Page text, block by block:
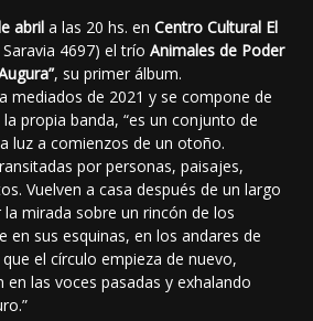
abril a las 20 hs. enCentro Cultural El
Saravia 4697) el tríoAnimales de Poder
, su primer álbum.
mediados de 2021 y se compone de
propia banda, “es un conjunto de
luz a comienzos de un otoño.
por personas, paisajes,
Vuelven a casa después de un largo
mirada sobre un rincón de los
en sus esquinas, en los andares de
el círculo empieza de nuevo,
las voces pasadas y exhalando